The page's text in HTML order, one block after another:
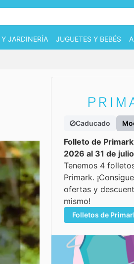
JARDINERÍA JUGUETES Y BEBÉS
Caducado
Folleto de
2026 al 31 de
Tenemos 4
Primark.
ofertas y
mismo!
Folletos de